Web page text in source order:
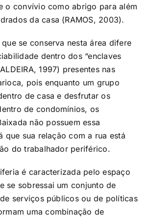
o convívio como abrigo para além
da casa (RAMOS, 2003).
se conserva nesta área difere
dentro dos “enclaves
1997) presentes nas
pois enquanto um grupo
de casa e desfrutar os
de condomínios, os
não possuem essa
que sua relação com a rua está
do trabalhador periférico.
é caracterizada pelo espaço
se sobressai um conjunto de
serviços públicos ou de políticas
uma combinação de